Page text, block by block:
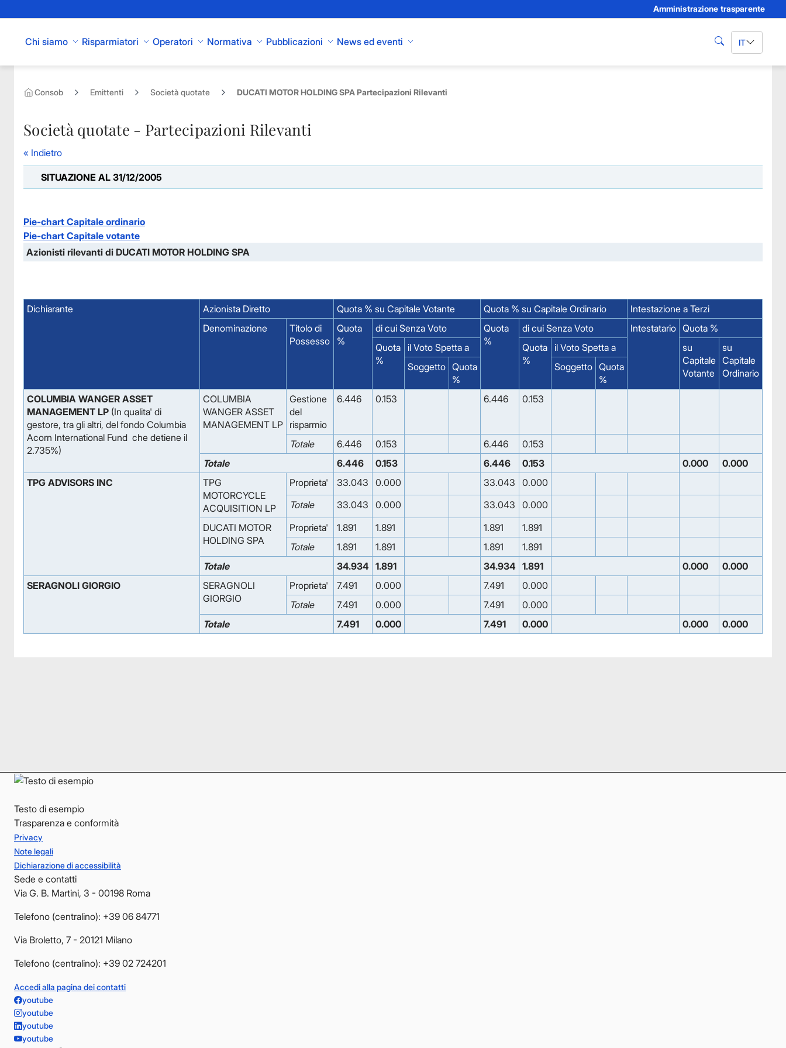
Amministrazione trasparente
Chi siamo Risparmiatori Operatori Normativa Pubblicazioni News ed eventi cerca IT
Consob Emittenti Società quotate DUCATI MOTOR HOLDING SPA Partecipazioni Rilevanti
Società quotate - Partecipazioni Rilevanti
« Indietro
SITUAZIONE AL 31/12/2005
Pie-chart Capitale ordinario
Pie-chart Capitale votante
Azionisti rilevanti di DUCATI MOTOR HOLDING SPA
Dichiarante Azionista Diretto Quota % su Capitale Votante Quota % su Capitale Ordinario
Intestazione a Terzi
Denominazione
Titolo di
Possesso
Quota
%
di cui Senza Voto
Quota
%
di cui Senza Voto Intestatario Quota %
Quota
%
il Voto Spetta a
Quota
%
il Voto Spetta a
su
Capitale
Votante
su
Capitale
Ordinario
Soggetto Quota
%
Soggetto Quota
%
COLUMBIA WANGER ASSET
MANAGEMENT LP (In qualita' di
gestore, tra gli altri, del fondo Columbia
Acorn International Fund che detiene il
2.735%)
COLUMBIA
WANGER ASSET
MANAGEMENT LP
Gestione
del
risparmio
6.446 0.153 6.446 0.153
Totale 6.446 0.153 6.446
0.153
Totale
6.446 0.153 6.446 0.153 0.000
0.000
TPG ADVISORS INC
TPG
MOTORCYCLE
ACQUISITION LP
Proprieta' 33.043 0.000 33.043
0.000
Totale
33.043 0.000 33.043
0.000
DUCATI MOTOR
HOLDING SPA
Proprieta' 1.891 1.891 1.891
1.891
Totale
1.891 1.891 1.891
1.891
Totale
34.934 1.891 34.934 1.891 0.000
0.000
SERAGNOLI GIORGIO
SERAGNOLI
GIORGIO
Proprieta' 7.491 0.000 7.491
0.000
Totale
7.491 0.000 7.491
0.000
Totale
7.491 0.000 7.491 0.000 0.000 0.000
Testo di esempio
Trasparenza e conformità
Privacy
Note legali
Dichiarazione di accessibilità
Sede e contatti
Via G. B. Martini, 3 - 00198 Roma
Telefono (centralino): +39 06 84771
Via Broletto, 7 - 20121 Milano
Telefono (centralino): +39 02 724201
Accedi alla pagina dei contatti
youtube
youtube
youtube
youtube